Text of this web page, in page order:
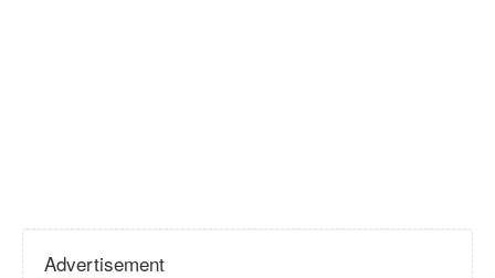
Advertisement